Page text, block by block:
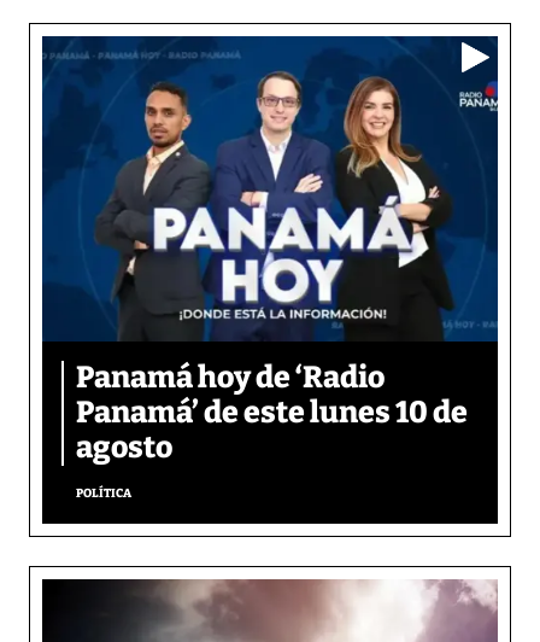
Panamá hoy de ‘Radio
Panamá’ de este lunes 10 de
agosto
POLÍTICA